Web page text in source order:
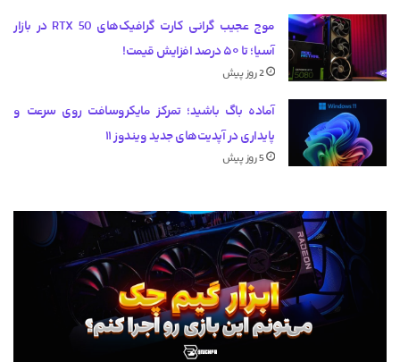
موج عجیب گرانی کارت گرافیک‌های RTX 50 در بازار
آسیا؛ تا ۵۰ درصد افزایش قیمت!
2 روز پیش
آماده باگ باشید؛ تمرکز مایکروسافت روی سرعت و
پایداری در آپدیت‌های جدید ویندوز ۱۱
5 روز پیش